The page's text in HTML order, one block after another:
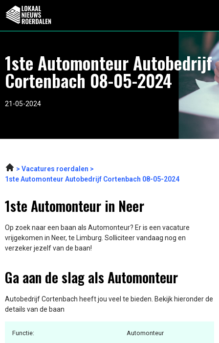
1ste Automonteur Autobedrijf
Cortenbach 08-05-2024
21-05-2024
Vacatures roerdalen
1ste Automonteur Autobedrijf Cortenbach 08-05-2024
1ste Automonteur in Neer
Op zoek naar een baan als Automonteur? Er is een vacature
vrijgekomen in Neer, te Limburg. Solliciteer vandaag nog en
verzeker jezelf van de baan!
Ga aan de slag als Automonteur
Autobedrijf Cortenbach heeft jou veel te bieden. Bekijk hieronder de
details van de baan
Functie: Automonteur